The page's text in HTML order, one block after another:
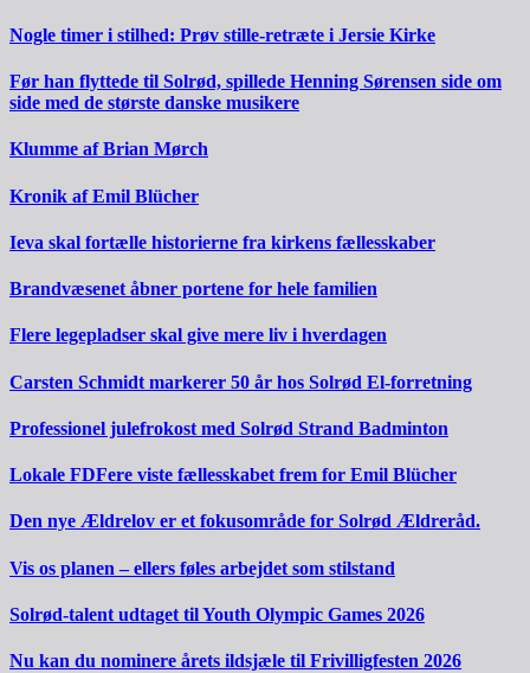
Nogle timer i stilhed: Prøv stille-retræte i Jersie Kirke
Før han flyttede til Solrød, spillede Henning Sørensen side om
side med de største danske musikere
Klumme af Brian Mørch
Kronik af Emil Blücher
Ieva skal fortælle historierne fra kirkens fællesskaber
Brandvæsenet åbner portene for hele familien
Flere legepladser skal give mere liv i hverdagen
Carsten Schmidt markerer 50 år hos Solrød El-forretning
Professionel julefrokost med Solrød Strand Badminton
Lokale FDFere viste fællesskabet frem for Emil Blücher
Den nye Ældrelov er et fokusområde for Solrød Ældreråd.
Vis os planen – ellers føles arbejdet som stilstand
Solrød-talent udtaget til Youth Olympic Games 2026
Nu kan du nominere årets ildsjæle til Frivilligfesten 2026